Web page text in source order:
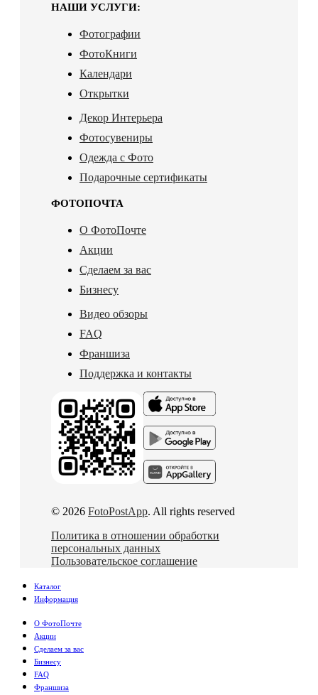
НАШИ УСЛУГИ:
Фотографии
ФотоКниги
Календари
Открытки
Декор Интерьера
Фотосувениры
Одежда с Фото
Подарочные сертификаты
ФОТОПОЧТА
О ФотоПочте
Акции
Сделаем за вас
Бизнесу
Видео обзоры
FAQ
Франшиза
Поддержка и контакты
© 2026 FotoPostApp. All rights reserved
Политика в отношении обработки
персональных данных
Пользовательское соглашение
Каталог
Информация
О ФотоПочте
Акции
Сделаем за вас
Бизнесу
FAQ
Франшиза